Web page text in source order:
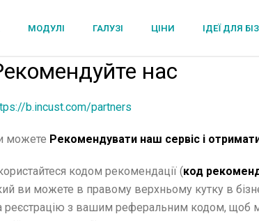
МОДУЛІ ГАЛУЗІ ЦІНИ ІДЕЇ ДЛЯ
нас
b.incust.com/partners
можете Рекомендувати наш сервіс і
кодом рекомендації (код
ви можете в правому верхньому кутку в
реєстрацію з вашим реферальним кодом, щоб